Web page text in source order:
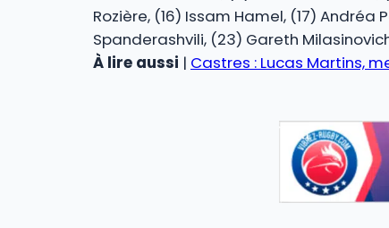
Rozière, (16) Issam Hamel, (17) Andréa
Spanderashvili, (23) Gareth
À lire aussi | Castres : Lucas Martins,